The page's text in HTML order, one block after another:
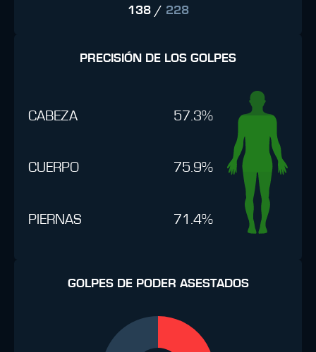
138/ 228
PRECISIÓN DE LOS GOLPES
CABEZA 57.3%
CUERPO 75.9%
PIERNAS 71.4%
GOLPES DE PODER ASESTADOS